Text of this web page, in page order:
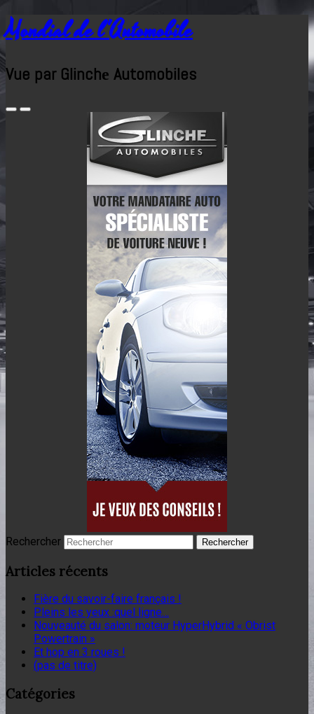
Mondial de l'Automobile
Vue par Glinchе Automobiles
Rechercher
Articles récents
Fière du savoir-faire français !
Pleins les yeux :quel ligne…
Nouveauté du salon: moteur HyperHybrid « Obrist
Powertrain »
Et hop en 3 roues !
(pas de titre)
Catégories